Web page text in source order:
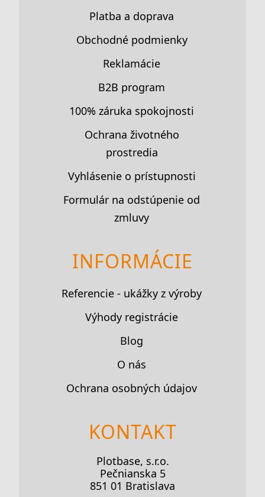
Platba a doprava
Obchodné podmienky
Reklamácie
B2B program
100% záruka spokojnosti
Ochrana životného
prostredia
Vyhlásenie o prístupnosti
Formulár na odstúpenie od
zmluvy
INFORMÁCIE
Referencie - ukážky z výroby
Výhody registrácie
Blog
O nás
Ochrana osobných údajov
KONTAKT
Plotbase, s.r.o.
Pečnianska 5
851 01 Bratislava